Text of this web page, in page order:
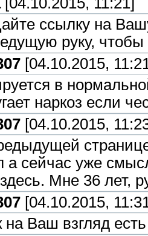
ссылку на
руку,
[04.10.2015,
в
наркоз если
[04.10.2015,
а сейчас уже
Мне 36 лет,
[04.10.2015,
на Ваш взгляд